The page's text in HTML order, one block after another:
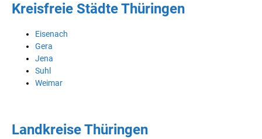
Kreisfreie Städte Thüringen
Eisenach
Gera
Jena
Suhl
Weimar
Landkreise Thüringen